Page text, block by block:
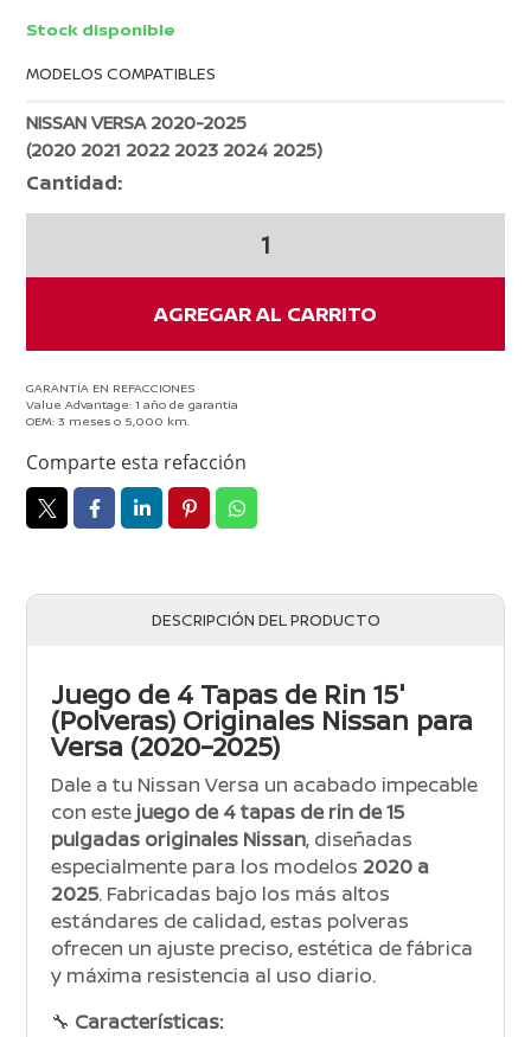
Stock disponible
MODELOS COMPATIBLES
NISSAN VERSA 2020-2025
(2020 2021 2022 2023 2024 2025)
Cantidad:
Rin
2020-
2025
Nissan
cantidad
AGREGAR AL CARRITO
GARANTÍA EN REFACCIONES
Value Advantage: 1 año de garantía
OEM: 3 meses o 5,000 km.
Comparte esta refacción
DESCRIPCIÓN DEL PRODUCTO
Juego de 4 Tapas de Rin 15″
(Polveras) Originales Nissan para
Versa (2020–2025)
Dale a tu Nissan Versa un acabado impecable
con estejuego de 4 tapas de rin de 15
pulgadas originales Nissan, diseñadas
especialmente para los modelos 2020 a
2025. Fabricadas bajo los más altos
estándares de calidad, estas polveras
ofrecen un ajuste preciso, estética de fábrica
y máxima resistencia al uso diario.
🔧 Características: